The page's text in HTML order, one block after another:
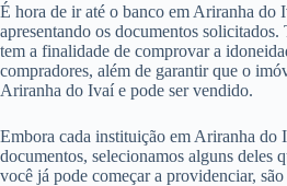
É hora de ir até o banco em Ariranha do
apresentando os documentos
tem a finalidade de comprovar a
compradores, além de garantir que o
Ariranha do Ivaí e pode ser vendido.
Embora cada instituição em Ariranha do
documentos, selecionamos alguns deles
você já pode começar a providenciar, são